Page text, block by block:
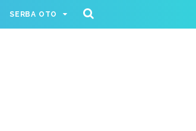
SERBA OTO